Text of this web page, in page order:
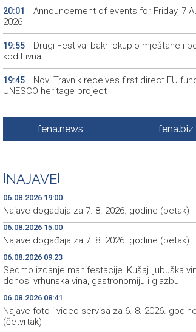
20:01
Announcement of events for Friday, 7
2026
19:55
Drugi Festival bakri okupio mještane i
kod Livna
19:45
Novi Travnik receives first direct EU
UNESCO heritage project
Crishock: OHR maintains an open
all political stakeholders in BiH
19:29
Španska krajnja ljevica i desnica
Maroka kao suorganizatora SP 2030.
fena.news fena.biz
NAJAVE|
06.08.2026 19:00
Najave događaja za 7. 8. 2026. godine (petak)
06.08.2026 15:00
Najave događaja za 7. 8. 2026. godine (petak)
06.08.2026 09:23
Sedmo izdanje manifestacije 'Kušaj ljubuška
donosi vrhunska vina, gastronomiju i glazbu
06.08.2026 08:41
Najave foto i video servisa za 6. 8. 2026. godine
(četvrtak)